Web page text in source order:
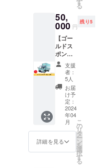
ようお
願いい
たしま
す。 ＝
食品表
示＝ ビ
アード
パパ
しっと
り濃厚
チーズ
ケーキ
名称：
洋生菓
子 原材
ナチュ
ラル
ださ
い！ ■
詳細 ・
サイ
ズ：名
刺サイ
ズ ・掲
載期
間：
キッチ
ンカー
が壊れ
るまで
※ニック
ネーム
載も可
能で
備から
撤収ま
でフル
タイム
で頑
張って
くれた
方の
み、当
日の売
上の5%
分の当
店で使
える
クーポ
ンをお
礼にお
後部ド
ア・荷
台前方
壁面上
部にお
名前や
企業名
（ロゴ
可）を
掲載い
たしま
す。 ■
詳細 ・
サイ
ズ：は
がきサ
イズ ・
る
50,
000 円
残り5
【ゴー
ルドス
ポン
サー】
キッチ
ンカー
ナナイ
ロの
ゴール
ドスポ
ンサー
になれ
る権利
です。
キッチ
ンカー
支援
者：
5人
お届
け予
定：
2024
年04
月
詳細を見る
こ
の
リ
タ
ー
ン
を
選
択
す
る